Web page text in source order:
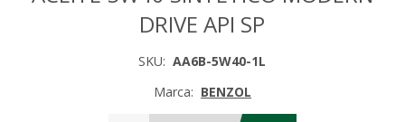
DRIVE API SP
SKU: AA6B-5W40-1L
Marca: BENZOL